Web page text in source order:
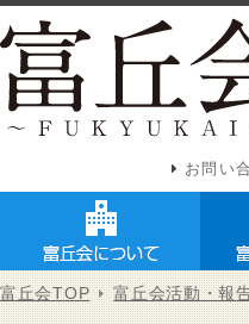
お問い
富丘会TOP 富丘会活動・報